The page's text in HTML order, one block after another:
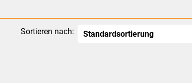
Sortieren nach: